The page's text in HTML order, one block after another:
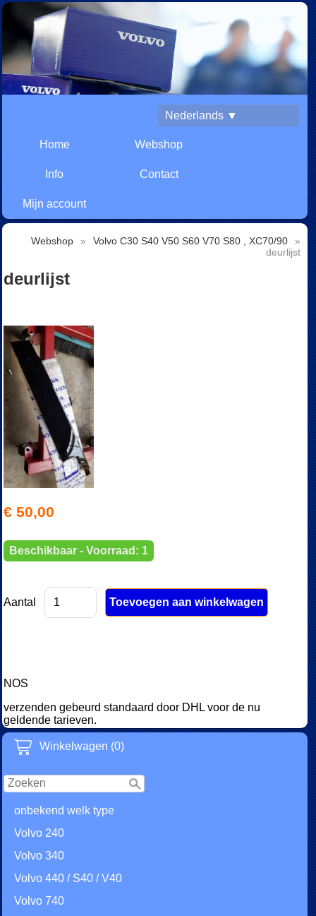
Nederlands ▼
Home Webshop
Info Contact
Mijn account
Winkelwagen (0)
onbekend welk type
Volvo 240
Volvo 340
Volvo 440 / S40 / V40
Volvo 740
Webshop » Volvo C30 S40 V50 S60 V70 S80 , XC70/90
»
deurlijst
deurlijst
€ 50,00
Beschikbaar - Voorraad: 1
Aantal
NOS
verzenden gebeurd standaard door DHL voor de nu
geldende tarieven.